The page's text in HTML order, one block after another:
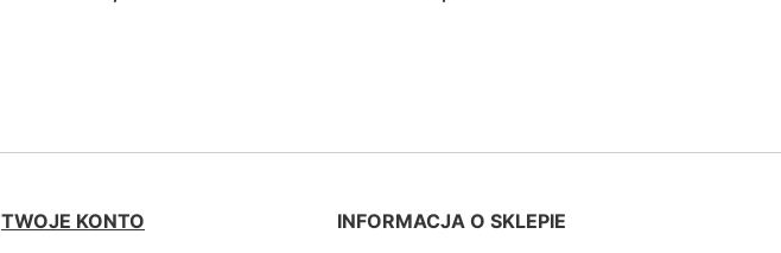
TWOJE KONTO INFORMACJA O SKLEPIE